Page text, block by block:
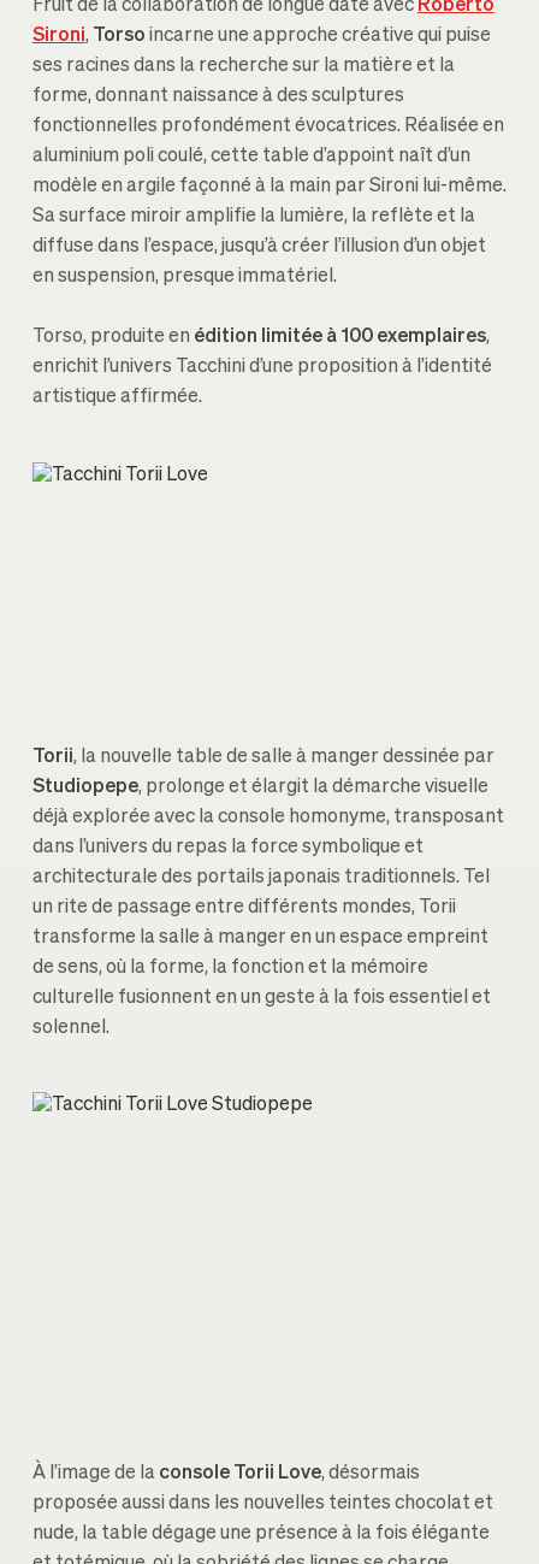
Fruit de la collaboration de longue date avec Roberto
Sironi, Torso incarne une approche créative qui puise
ses racines dans la recherche sur la matière et la
forme, donnant naissance à des sculptures
fonctionnelles profondément évocatrices. Réalisée en
aluminium poli coulé, cette table d’appoint naît d’un
modèle en argile façonné à la main par Sironi lui-même.
Sa surface miroir amplifie la lumière, la reflète et la
diffuse dans l’espace, jusqu’à créer l’illusion d’un objet
en suspension, presque immatériel.
Torso, produite en édition limitée à 100 exemplaires,
enrichit l’univers Tacchini d’une proposition à l’identité
artistique affirmée.
Torii, la nouvelle table de salle à manger dessinée par
Studiopepe, prolonge et élargit la démarche visuelle
déjà explorée avec la console homonyme, transposant
dans l’univers du repas la force symbolique et
architecturale des portails japonais traditionnels. Tel
un rite de passage entre différents mondes, Torii
transforme la salle à manger en un espace empreint
de sens, où la forme, la fonction et la mémoire
culturelle fusionnent en un geste à la fois essentiel et
solennel.
À l’image de la console Torii Love, désormais
proposée aussi dans les nouvelles teintes chocolat et
nude, la table dégage une présence à la fois élégante